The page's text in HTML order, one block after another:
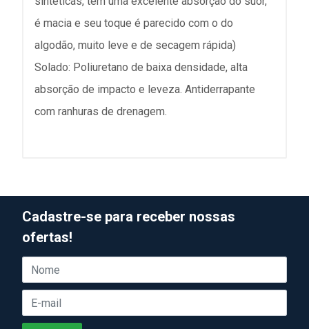
é macia e seu toque é parecido com o do
algodão, muito leve e de secagem rápida)
Solado: Poliuretano de baixa densidade, alta
absorção de impacto e leveza. Antiderrapante
com ranhuras de drenagem.
Cadastre-se para receber nossas
ofertas!